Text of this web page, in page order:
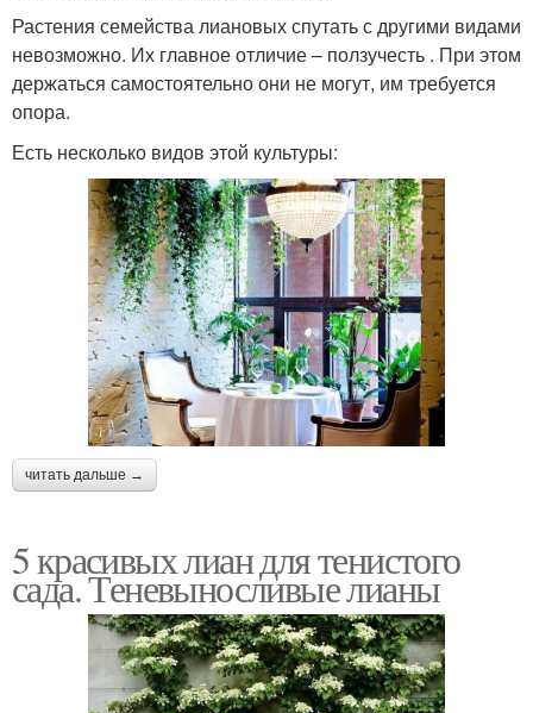
Растения семейства лиановых спутать с другими видами
невозможно. Их главное отличие – ползучесть . При этом
держаться самостоятельно они не могут, им требуется
опора.
Есть несколько видов этой культуры:
читать дальше →
5 красивых лиан для тенистого
сада. Теневыносливые лианы